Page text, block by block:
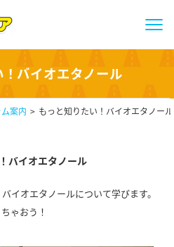
バイオエタノール
案内 もっと知りたい！バイオエタノール
バイオエタノール
イオエタノールについて学びます。
ゃおう！